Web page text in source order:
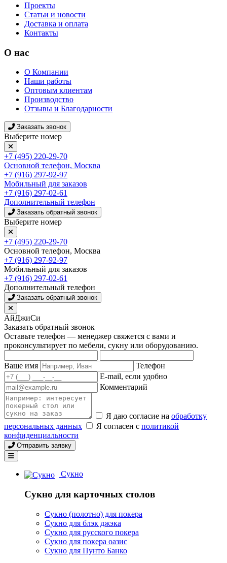
Проекты
Статьи и новости
Доставка и оплата
Контакты
О нас
О Компании
Наши работы
Оптовым клиентам
Производство
Отзывы и Благодарности
Заказать звонок
Выберите номер
+7 (495) 220-29-70
Основной телефон, Москва
+7 (916) 297-92-97
Мобильный для заказов
+7 (916) 297-02-61
Дополнительный телефон
Заказать обратный звонок
Выберите номер
+7 (495) 220-29-70
Основной телефон, Москва
+7 (916) 297-92-97
Мобильный для заказов
+7 (916) 297-02-61
Дополнительный телефон
Заказать обратный звонок
АйДжиСи
Заказать обратный звонок
Оставьте телефон — менеджер свяжется с вами и
проконсультирует по мебели, сукну или оборудованию.
Ваше имя
Телефон
E-mail, если удобно
Комментарий
Я даю согласие на обработку
персональных данных
Я согласен с политикой
конфиденциальности
Отправить заявку
Сукно
Сукно для карточных столов
Сукно (полотно) для покера
Сукно для блэк джэка
Сукно для русского покера
Сукно для покера оазис
Сукно для Пунто Банко